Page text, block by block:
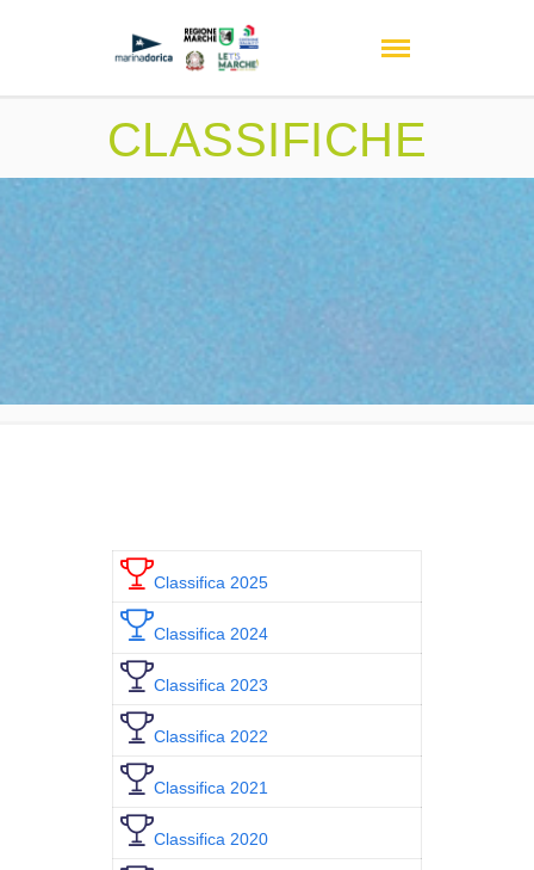
CLASSIFICHE
Classifica 2025
Classifica 2024
Classifica 2023
Classifica 2022
Classifica 2021
Classifica 2020